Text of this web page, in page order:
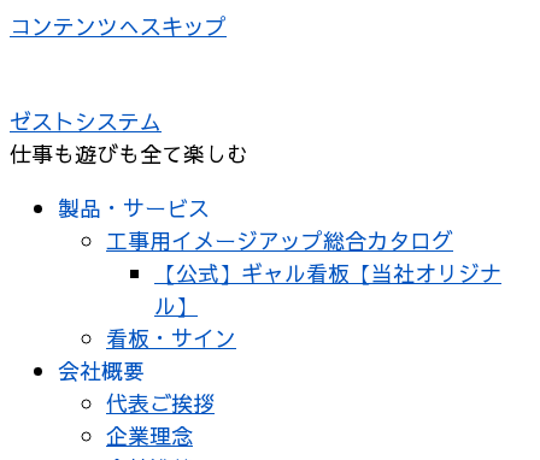
コンテンツへスキップ
ゼストシステム
仕事も遊びも全て楽しむ
製品・サービス
工事用イメージアップ総合カタログ
【公式】ギャル看板【当社オリジナ
ル】
看板・サイン
会社概要
代表ご挨拶
企業理念